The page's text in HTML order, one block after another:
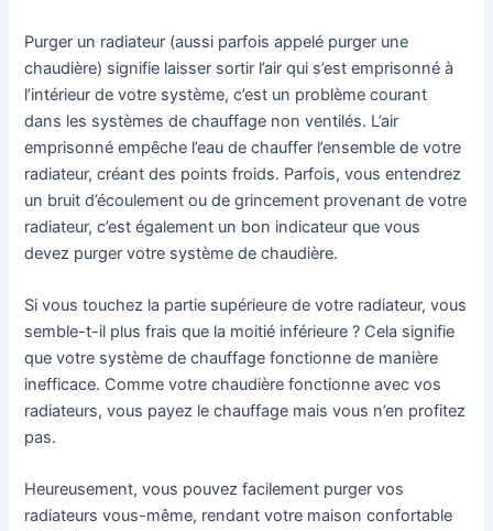
Purger un radiateur (aussi parfois appelé purger une
chaudière) signifie laisser sortir l’air qui s’est emprisonné à
l’intérieur de votre système, c’est un problème courant
dans les systèmes de chauffage non ventilés. L’air
emprisonné empêche l’eau de chauffer l’ensemble de votre
radiateur, créant des points froids. Parfois, vous entendrez
un bruit d’écoulement ou de grincement provenant de votre
radiateur, c’est également un bon indicateur que vous
devez purger votre système de chaudière.
Si vous touchez la partie supérieure de votre radiateur, vous
semble-t-il plus frais que la moitié inférieure ? Cela signifie
que votre système de chauffage fonctionne de manière
inefficace. Comme votre chaudière fonctionne avec vos
radiateurs, vous payez le chauffage mais vous n’en profitez
pas.
Heureusement, vous pouvez facilement purger vos
radiateurs vous-même, rendant votre maison confortable